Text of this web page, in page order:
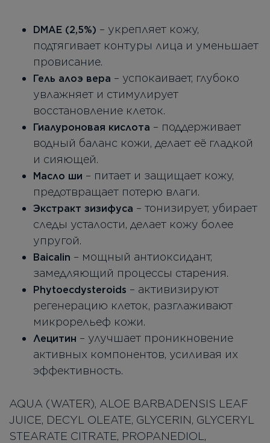
DMAE (2,5%) – укрепляет кожу,
подтягивает контуры лица и уменьшает
провисание.
Гель алоэ вера – успокаивает, глубоко
увлажняет и стимулирует
восстановление клеток.
Гиалуроновая кислота – поддерживает
водный баланс кожи, делает её гладкой
и сияющей.
Масло ши – питает и защищает кожу,
предотвращает потерю влаги.
Экстракт зизифуса – тонизирует, убирает
следы усталости, делает кожу более
упругой.
Baicalin – мощный антиоксидант,
замедляющий процессы старения.
Phytoecdysteroids – активизируют
регенерацию клеток, разглаживают
микрорельеф кожи.
Лецитин – улучшает проникновение
активных компонентов, усиливая их
эффективность.
AQUA (WATER), ALOE BARBADENSIS LEAF
JUICE, DECYL OLEATE, GLYCERIN, GLYCERYL
STEARATE CITRATE, PROPANEDIOL,